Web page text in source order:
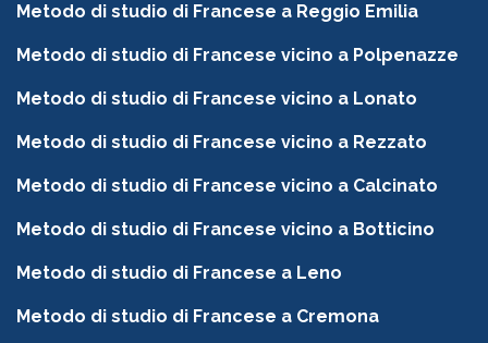
Metodo di studio di Francese a Reggio Emilia
Metodo di studio di Francese vicino a Polpenazze
Metodo di studio di Francese vicino a Lonato
Metodo di studio di Francese vicino a Rezzato
Metodo di studio di Francese vicino a Calcinato
Metodo di studio di Francese vicino a Botticino
Metodo di studio di Francese a Leno
Metodo di studio di Francese a Cremona